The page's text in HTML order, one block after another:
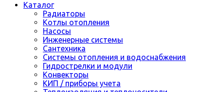
Каталог
Радиаторы
Котлы отопления
Насосы
Инженерные системы
Сантехника
Системы отопления и водоснабжения
Гидрострелки и модули
Конвекторы
КИП / приборы учета